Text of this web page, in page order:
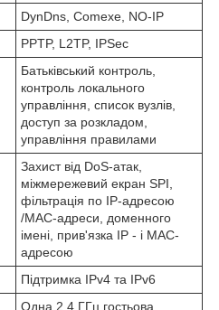
DynDns, Comexe, NO-IP
PPTP, L2TP, IPSec
Батьківський контроль,
контроль локального
управління, список вузлів,
доступ за розкладом,
управління правилами
Захист від DoS-атак,
міжмережевий екран SPI,
фільтрація по IP-адресою
/MAC-адреси, доменного
імені, прив'язка IP - і MAC-
адресою
Підтримка IPv4 та IPv6
Одна 2,4 ГГц гостьова